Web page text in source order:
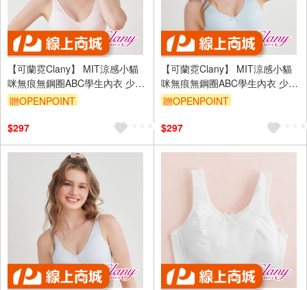
【可蘭霓Clany】 MIT涼感小貓
咪無痕無鋼圈ABC學生內衣 少女
內衣 成長型內衣 8039-31 粉色
贈OPENPOINT
$297
【可蘭霓Clany】 MIT涼感小貓
咪無痕無鋼圈ABC學生內衣 少女
內衣 成長型內衣 8039-51 藍色
贈OPENPOINT
$297